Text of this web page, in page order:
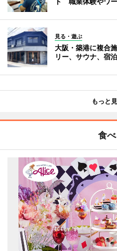
見る・遊ぶ
大阪・築港に複合
リー、サウナ、宿
もっと
食